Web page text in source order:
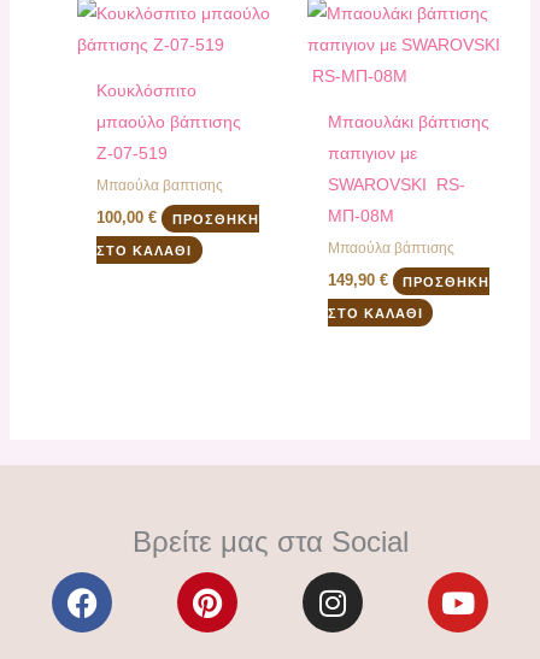
Κουκλόσπιτο
μπαούλο βάπτισης
Ζ-07-519
Μπαούλα βαπτισης
100,00€ ΠΡΟΣΘΉΚΗ
ΣΤΟ ΚΑΛΆΘΙ
Μπαουλάκι βάπτισης
παπιγιον με
SWAROVSKI RS-
MΠ-08M
Μπαούλα βάπτισης
149,90 € ΠΡΟΣΘΉΚΗ
ΣΤΟ ΚΑΛΆΘΙ
Βρείτε μας στα Social
F
a
P
i
I
n
Y
o